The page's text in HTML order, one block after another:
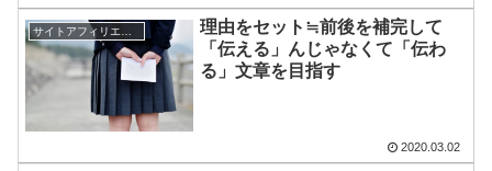
理由をセット≒前後を補完して
「伝える」んじゃなくて「伝わ
る」文章を目指す
2020.03.02